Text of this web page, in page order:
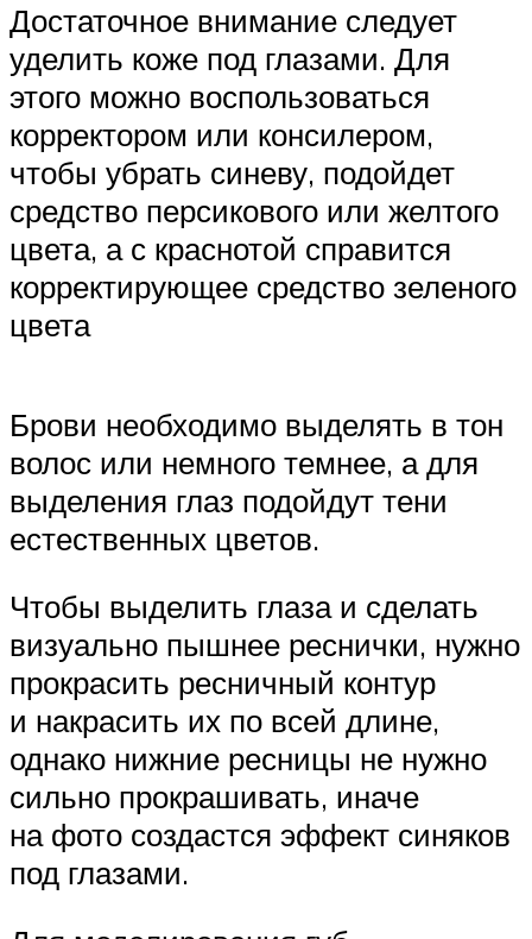
Достаточное внимание следует
уделить коже под глазами. Для
этого можно воспользоваться
корректором или консилером,
чтобы убрать синеву, подойдет
средство персикового или желтого
цвета, а с краснотой справится
корректирующее средство зеленого
цвета
Брови необходимо выделять в тон
волос или немного темнее, а для
выделения глаз подойдут тени
естественных цветов.
Чтобы выделить глаза и сделать
визуально пышнее реснички, нужно
прокрасить ресничный контур
и накрасить их по всей длине,
однако нижние ресницы не нужно
сильно прокрашивать, иначе
на фото создастся эффект синяков
под глазами.